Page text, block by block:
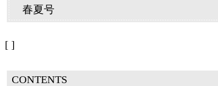
春夏号
[ ]
CONTENTS